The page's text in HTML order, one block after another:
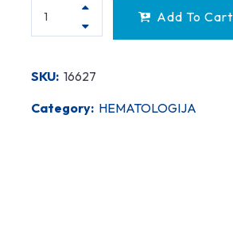
Add To Cart
SKU: 16627
Category: HEMATOLOGIJA